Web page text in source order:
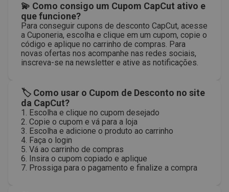
💫 Como consigo um Cupom CapCut ativo e
que funcione?
Para conseguir cupons de desconto CapCut, acesse
a Cuponeria, escolha e clique em um cupom, copie o
código e aplique no carrinho de compras. Para
novas ofertas nos acompanhe nas redes sociais,
inscreva-se na newsletter e ative as notificações.
🏷 Como usar o Cupom de Desconto no site
da CapCut?
1. Escolha e clique no cupom desejado
2. Copie o cupom e vá para a loja
3. Escolha e adicione o produto ao carrinho
4. Faça o login
5. Vá ao carrinho de compras
6. Insira o cupom copiado e aplique
7. Prossiga para o pagamento e finalize a compra